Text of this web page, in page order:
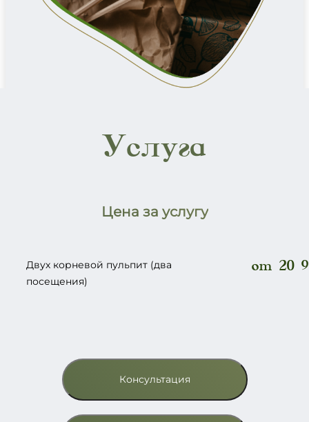
Услуга
Цена за услугу
Двух корневой пульпит (два
посещения)
от 20
Консультация